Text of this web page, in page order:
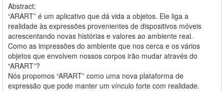
Abstract:
“ARART” é um aplicativo que dá vida a objetos. Ele liga a
realidade às expressões provenientes de dispositivos móveis
acrescentando novas histórias e valores ao ambiente real.
Como as impressões do ambiente que nos cerca e os vários
objetos que envolvem nossos corpos irão mudar através do
“ARART”?
Nós propomos “ARART” como uma nova plataforma de
expressão que pode manter um vínculo forte com realidade.